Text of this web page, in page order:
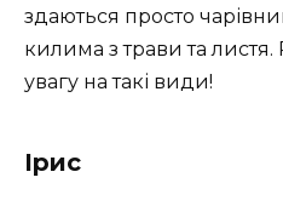
здаються просто
килима з трави та
увагу на такі види!
Ірис